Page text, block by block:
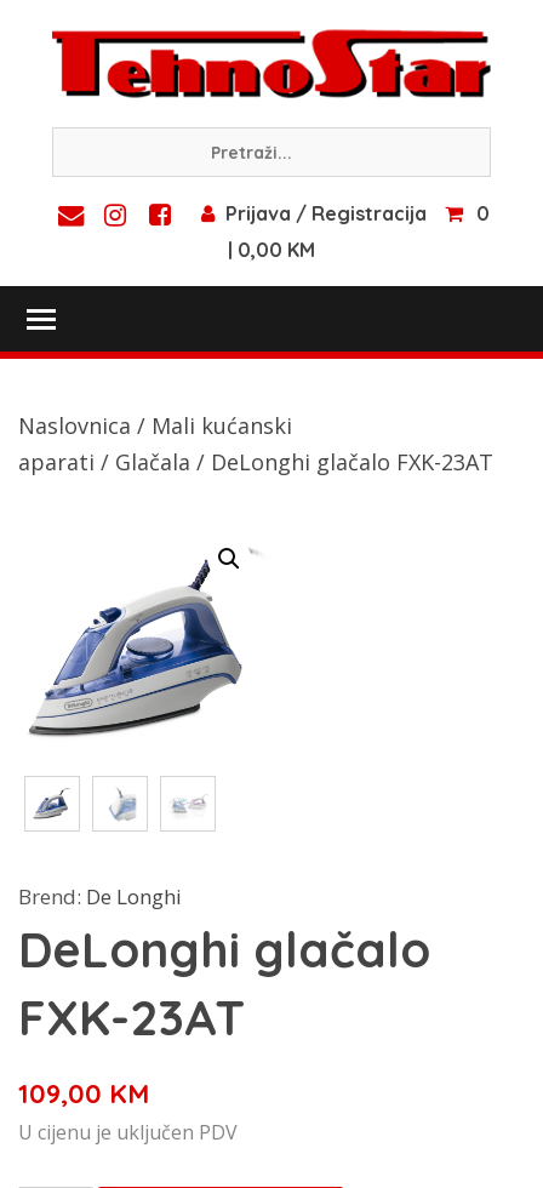
content
Prijava / Registracija
0
| 0,00 KM
Naslovnica / Mali kućanski
aparati / Glačala / DeLonghi glačalo FXK-23AT
Brend: De Longhi
DeLonghi glačalo
FXK-23AT
109,00 KM
U cijenu je uključen PDV